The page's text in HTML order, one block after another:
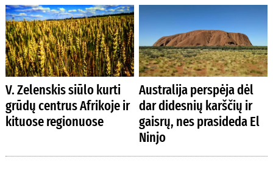
V. Zelenskis siūlo kurti
grūdų centrus Afrikoje ir
kituose regionuose
Australija perspėja dėl
dar didesnių karščių ir
gaisrų, nes prasideda El
Ninjo